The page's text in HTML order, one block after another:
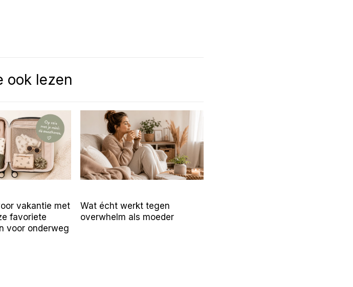
ook lezen
vakantie met
favoriete
voor onderweg
Wat écht werkt tegen
overwhelm als moeder